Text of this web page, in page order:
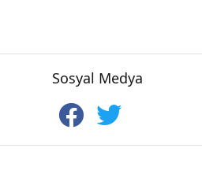
Sosyal Medya